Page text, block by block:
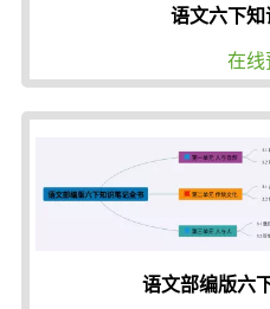
语文六下
在线
语文部编版六